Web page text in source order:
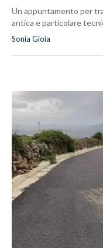
Un appuntamento per
antica e particolare
Sonia Gioia